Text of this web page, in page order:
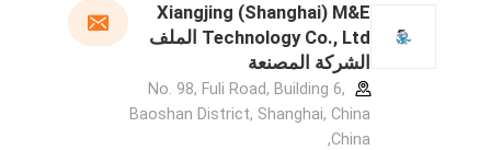
Xiangjing (Shanghai) M&E
Technology Co., Ltd الملف
الشركة المصنعة
No. 98, Fuli Road, Building 6,
Baoshan District, Shanghai, China
,China